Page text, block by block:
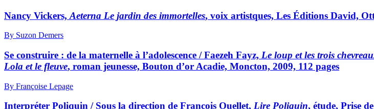
Nancy Vickers, Aeterna Le jardin des immortelles, voix artistques, Les Éditions David,
By Suzon Demers
Se construire : de la maternelle à l’adolescence / Faezeh Fayz, Le loup et les trois
Lola et le fleuve, roman jeunesse, Bouton d’or Acadie, Moncton, 2009, 112 pages
By Françoise Lepage
Interpréter Poliquin / Sous la direction de François Ouellet, Lire Poliquin, étude, Prise